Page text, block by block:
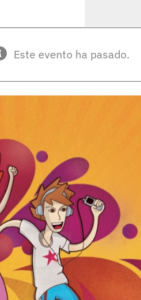
Este evento ha pasado.